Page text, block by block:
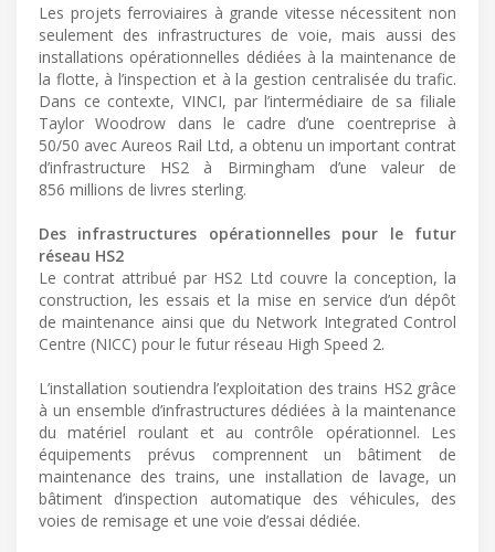
Les projets ferroviaires à grande vitesse nécessitent non
seulement des infrastructures de voie, mais aussi des
installations opérationnelles dédiées à la maintenance de
la flotte, à l’inspection et à la gestion centralisée du trafic.
Dans ce contexte, VINCI, par l’intermédiaire de sa filiale
Taylor Woodrow dans le cadre d’une coentreprise à
50/50 avec Aureos Rail Ltd, a obtenu un important contrat
d’infrastructure HS2 à Birmingham d’une valeur de
856 millions de livres sterling.
Des infrastructures opérationnelles pour le futur
réseau HS2
Le contrat attribué par HS2 Ltd couvre la conception, la
construction, les essais et la mise en service d’un dépôt
de maintenance ainsi que du Network Integrated Control
Centre (NICC) pour le futur réseau High Speed 2.
L’installation soutiendra l’exploitation des trains HS2 grâce
à un ensemble d’infrastructures dédiées à la maintenance
du matériel roulant et au contrôle opérationnel. Les
équipements prévus comprennent un bâtiment de
maintenance des trains, une installation de lavage, un
bâtiment d’inspection automatique des véhicules, des
voies de remisage et une voie d’essai dédiée.